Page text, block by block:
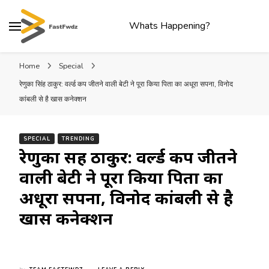
Whats Happening?
Home
Special
रेणुका सिंह ठाकुर: वर्ल्ड कप जीतने वाली बेटी ने पूरा किया पिता का अधूरा सपना, विनोद
कांबली से है खास कनेक्शन
SPECIAL TRENDING
रेणुका सिंह ठाकुर: वर्ल्ड कप जीतने
वाली बेटी ने पूरा किया पिता का
अधूरा सपना, विनोद कांबली से है
खास कनेक्शन